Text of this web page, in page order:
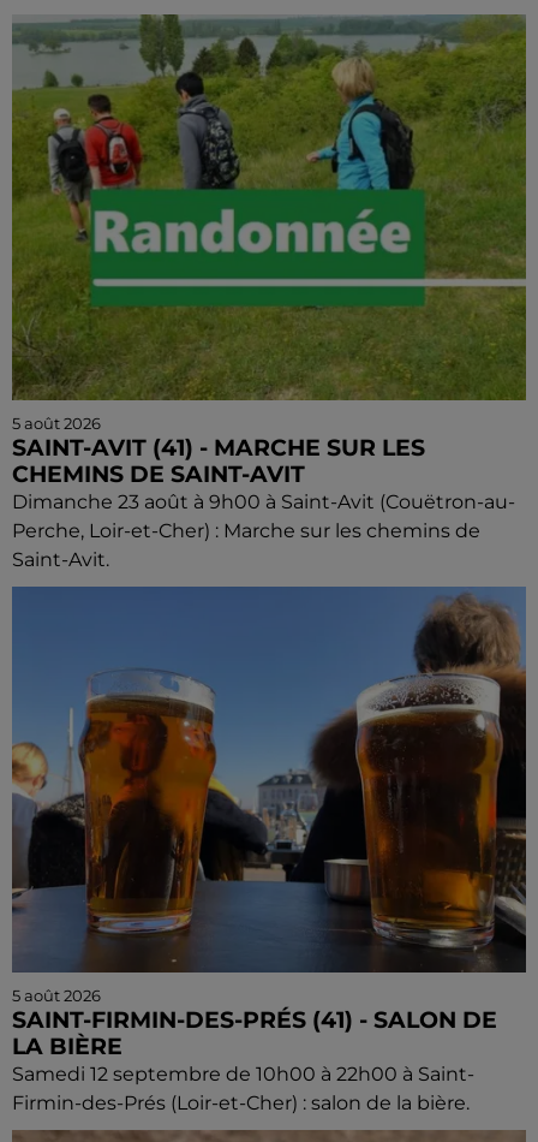
5 août 2026
SAINT-AVIT (41) - MARCHE SUR LES
CHEMINS DE SAINT-AVIT
Dimanche 23 août à 9h00 à Saint-Avit (Couëtron-au-
Perche, Loir-et-Cher) : Marche sur les chemins de
Saint-Avit.
5 août 2026
SAINT-FIRMIN-DES-PRÉS (41) - SALON DE
LA BIÈRE
Samedi 12 septembre de 10h00 à 22h00 à Saint-
Firmin-des-Prés (Loir-et-Cher) : salon de la bière.